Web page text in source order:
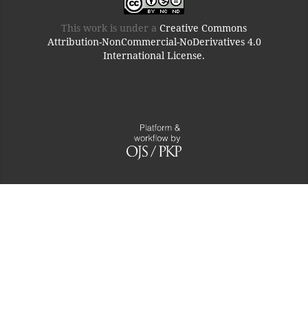
This work is under a Creative Commons
Attribution-NonCommercial-NoDerivatives 4.0
International License.